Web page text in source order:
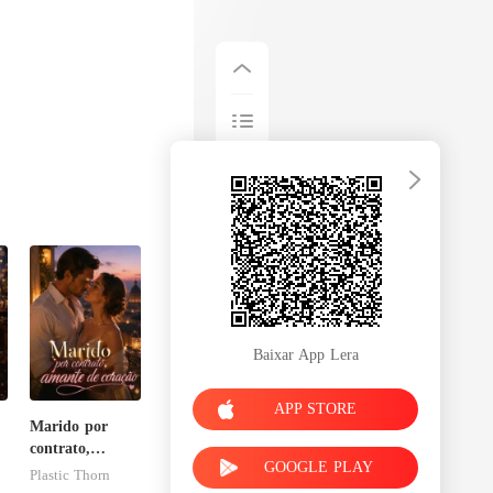
Marido por
contrato,
amante de
Plastic Thorn
Baixar App Lera
APP STORE
GOOGLE PLAY